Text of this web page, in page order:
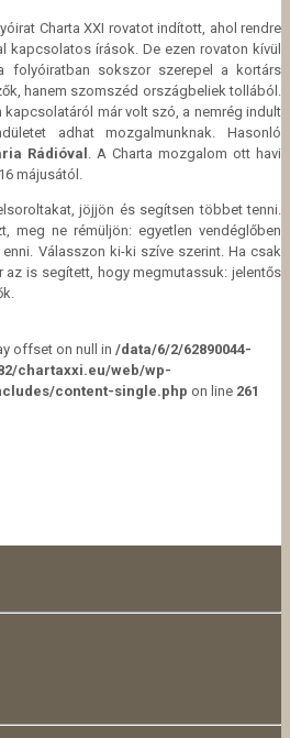
Charta XXI rovatot indított, ahol rendre
kapcsolatos írások. De ezen rovaton kívül
folyóiratban sokszor szerepel a kortárs
hanem szomszéd országbeliek tollából.
már volt szó, a nemrég indult
adhat mozgalmunknak. Hasonló
Rádióval
. A Charta mozgalom ott havi
májusától.
jöjjön és segítsen többet tenni.
meg ne rémüljön: egyetlen vendéglőben
Válasszon ki-ki szíve szerint. Ha csak
az is segített, hogy megmutassuk: jelentős
offset on null in /data/6/2/62890044-
chartaxxi.eu/web/wp-
content-single.php on line 261